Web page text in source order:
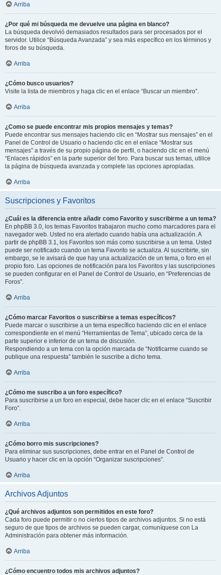
Arriba
¿Por qué mi búsqueda me devuelve una página en blanco?
La búsqueda devolvió demasiados resultados para ser procesados por el
servidor. Utilice “Búsqueda Avanzada” y sea más específico en los términos y
foros de su búsqueda.
Arriba
¿Cómo busco usuarios?
Visite la lista de miembros y haga clic en el enlace “Buscar un miembro”.
Arriba
¿Como se puede encontrar mis propios mensajes y temas?
Puede encontrar sus mensajes haciendo clic en “Mostrar sus mensajes” en el
Panel de Control de Usuario o haciendo clic en el enlace “Mostrar sus
mensajes” a través de su propio página de perfil, o haciendo clic en el menú
“Enlaces rápidos” en la parte superior del foro. Para buscar sus temas, utilice
la página de búsqueda avanzada y complete las opciones apropiadas.
Arriba
Suscripciones y Favoritos
¿Cuál es la diferencia entre añadir como Favorito y suscribirme a un tema?
En phpBB 3.0, los temas Favoritos trabajaron mucho como marcadores para el
navegador web. Usted no era alertado cuando había una actualización. A
partir de phpBB 3.1, los Favoritos son más como suscribirse a un tema. Usted
puede ser notificado cuando un tema Favorito se actualiza. Al suscribirte, sin
embargo, se le avisará de que hay una actualización de un tema, o foro en el
propio foro. Las opciones de notificación para los Favoritos y las suscripciones
se pueden configurar en el Panel de Control de Usuario, en “Preferencias de
Foros”.
Arriba
¿Cómo marcar Favoritos o suscribirse a temas específicos?
Puede marcar o suscribirse a un tema específico haciendo clic en el enlace
correspondiente en el menú “Herramientas de Tema”, ubicado cerca de la
parte superior e inferior de un tema de discusión.
Respondiendo a un tema con la opción marcada de “Notificarme cuando se
publique una respuesta” también le suscribe a dicho tema.
Arriba
¿Cómo me suscribo a un foro específico?
Para suscribirse a un foro en especial, debe hacer clic en el enlace “Suscribir
Foro”.
Arriba
¿Cómo borro mis suscripciones?
Para eliminar sus suscripciones, debe entrar en el Panel de Control de
Usuario y hacer clic en la opción “Organizar suscripciones”.
Arriba
Archivos Adjuntos
¿Qué archivos adjuntos son permitidos en este foro?
Cada foro puede permitir o no ciertos tipos de archivos adjuntos. Si no está
seguro de que tipos de archivos se pueden cargar, comuníquese con La
Administración para obtener más información.
Arriba
¿Cómo encuentro todos mis archivos adjuntos?